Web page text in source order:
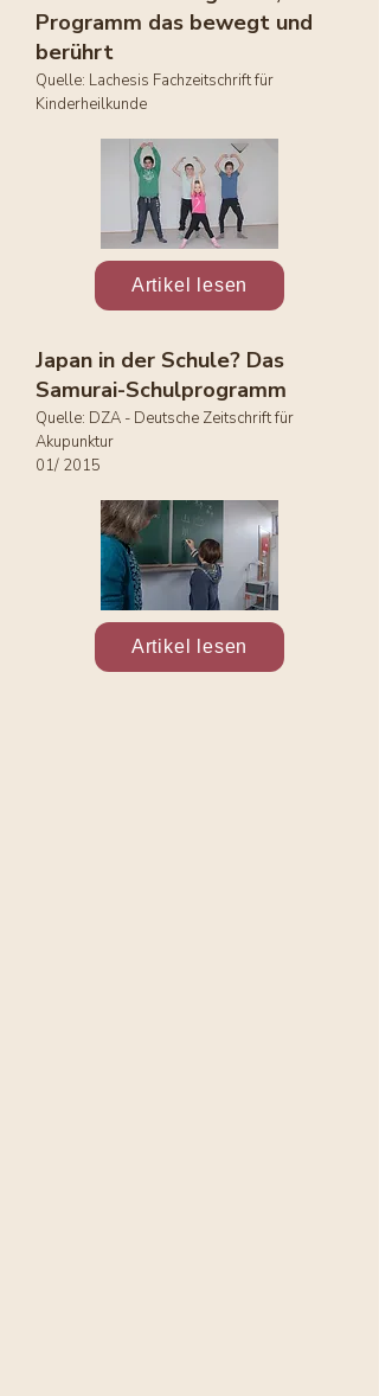
Programm das bewegt und
berührt
Quelle: Lachesis Fachzeitschrift für
Kinderheilkunde
Artikel lesen
Japan in der Schule? Das
Samurai-Schulprogramm
Quelle: DZA - Deutsche Zeitschrift für
Akupunktur
01/ 2015
Artikel lesen